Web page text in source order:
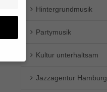
Hintergrundmusik
Partymusik
Kultur unterhaltsam
Jazzagentur Hamburg